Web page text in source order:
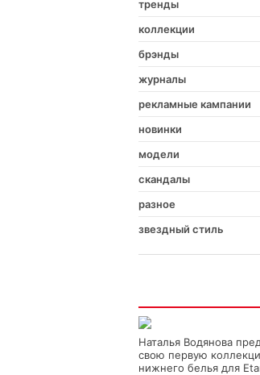
тренды
коллекции
брэнды
журналы
рекламные кампании
новинки
модели
скандалы
разное
звездный стиль
Наталья Водянова
свою первую
нижнего белья для